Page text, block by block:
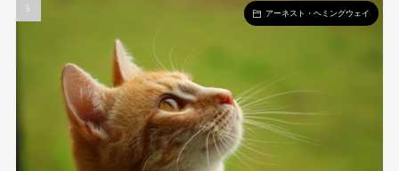
アーネスト・ヘミングウェイ